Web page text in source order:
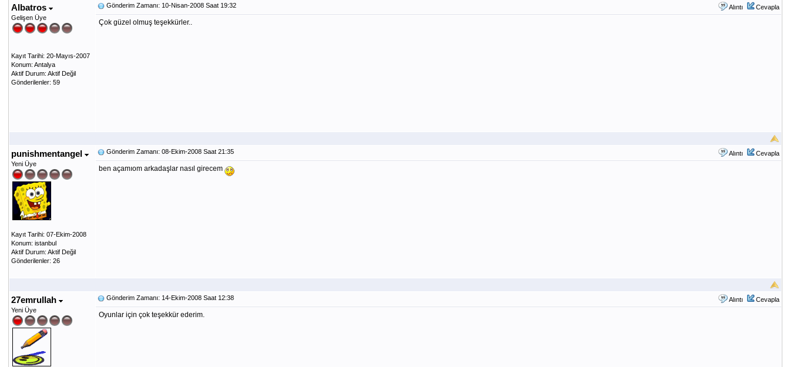
Albatros
Gelişen Üye
Kayıt Tarihi: 20-Mayıs-2007
Konum: Antalya
Aktif Durum: Aktif Değil
Gönderilenler: 59
Alıntı Cevapla
Gönderim Zamanı: 10-Nisan-2008 Saat 19:32
Çok güzel olmuş teşekkürler..
punishmentangel
Yeni Üye
Kayıt Tarihi: 07-Ekim-2008
Konum: istanbul
Aktif Durum: Aktif Değil
Gönderilenler: 26
Alıntı Cevapla
Gönderim Zamanı: 08-Ekim-2008 Saat 21:35
ben açamıom arkadaşlar nasıl girecem
27emrullah
Yeni Üye
Alıntı Cevapla
Gönderim Zamanı: 14-Ekim-2008 Saat 12:38
Oyunlar için çok teşekkür ederim.